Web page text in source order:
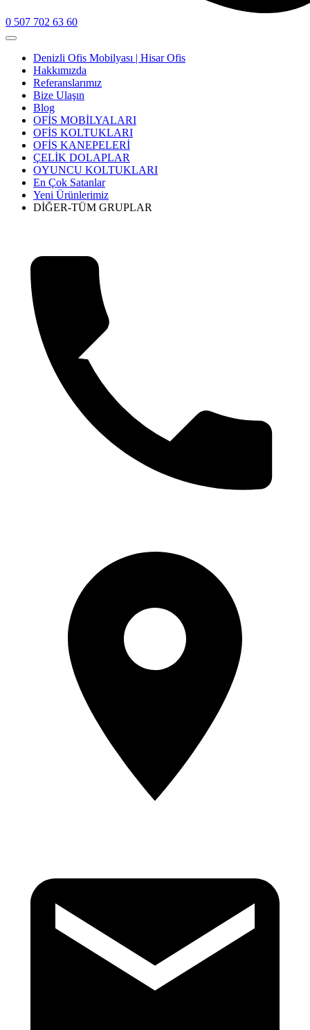
0 507 702 63 60
Denizli Ofis Mobilyası | Hisar Ofis
Hakkımızda
Referanslarımız
Bize Ulaşın
Blog
OFİS MOBİLYALARI
OFİS KOLTUKLARI
OFİS KANEPELERİ
ÇELİK DOLAPLAR
OYUNCU KOLTUKLARI
En Çok Satanlar
Yeni Ürünlerimiz
DİĞER-TÜM GRUPLAR